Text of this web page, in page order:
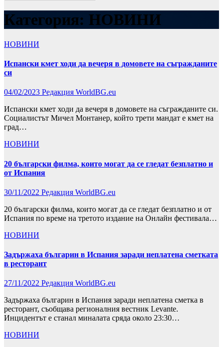
Категория: НОВИНИ
НОВИНИ
Испански кмет ходи да вечеря в домовете на съгражданите
си
04/02/2023 Редакция WorldBG.eu
Испански кмет ходи да вечеря в домовете на съгражданите си.
Социалистът Мичел Монтанер, който трети мандат е кмет на
град…
НОВИНИ
20 български филма, които могат да се гледат безплатно и
от Испания
30/11/2022 Редакция WorldBG.eu
20 български филма, които могат да се гледат безплатно и от
Испания по време на третото издание на Онлайн фестивала…
НОВИНИ
Задържаха българин в Испания заради неплатена сметката
в ресторант
27/11/2022 Редакция WorldBG.eu
Задържаха българин в Испания заради неплатена сметка в
ресторант, съобщава регионалния вестник Levante.
Инцидентът е станал миналата сряда около 23:30…
НОВИНИ